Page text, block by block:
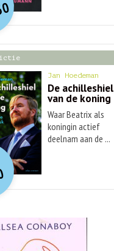
€ 29,99.
€ 12,50.
Jan Hoedeman
De achilleshiel
van de koning
Waar Beatrix als
koningin actief
deelnam aan de ...
€ 19,99.
€ 7,90.